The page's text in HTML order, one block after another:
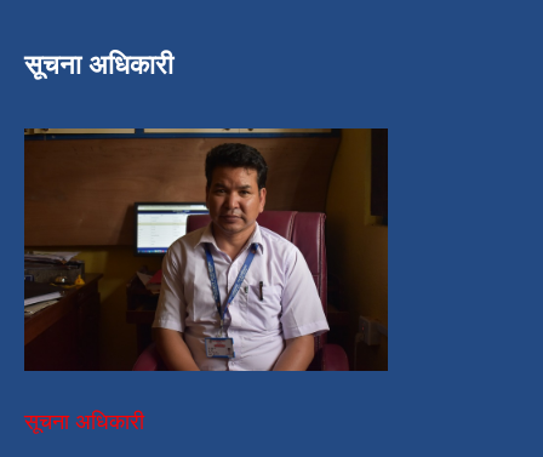
सूचना अधिकारी
सूचना अधिकारी